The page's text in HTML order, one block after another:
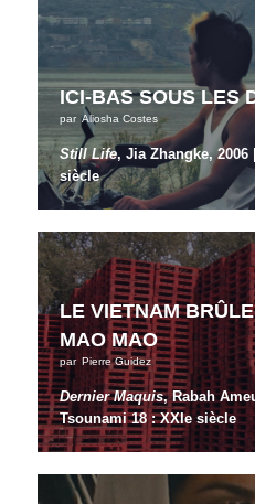
ICI-BAS SOUS LES
par Aliosha Costes
Still Life, Jia Zhangke, 2006
siècle
LE VIETNAM
MAO MAO
par Pierre Guidez
Dernier Maquis, Rabah
Tsounami 18 : XXIe siècle